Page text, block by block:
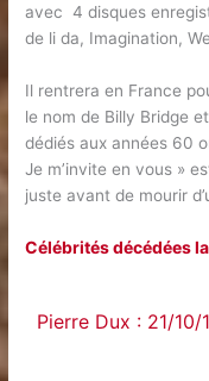
avec 4 disques
de li da, Imagination,
Il rentrera en France
le nom de Billy Bridge
dédiés aux années 60
Je m’invite en vous »
juste avant de mourir
Célébrités décédées
Pierre Dux : 21/10/